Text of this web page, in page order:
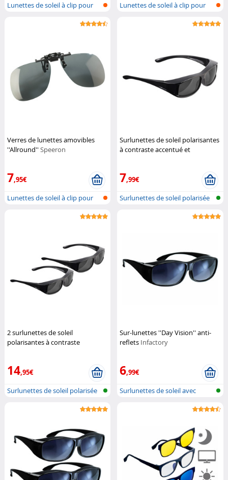
Lunettes de soleil à clip pour
Lunettes de soleil à clip pour
Verres de lunettes amovibles
''Allround'' Speeron
7,95€
Lunettes de soleil à clip pour
Surlunettes de soleil polarisantes
à contraste accentué et
7,99€
Surlunettes de soleil polarisée
2 surlunettes de soleil
polarisantes à contraste
14,95€
Surlunettes de soleil polarisée
Sur-lunettes ''Day Vision'' anti-
reflets Infactory
6,99€
Surlunettes de soleil avec